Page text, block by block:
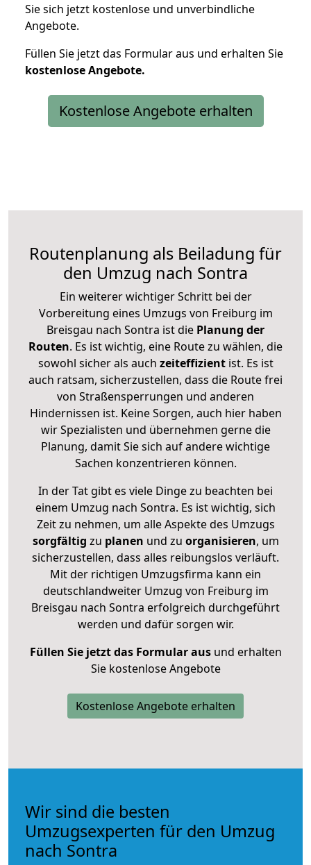
Sie sich jetzt kostenlose und unverbindliche
Angebote.
Füllen Sie jetzt das Formular aus und erhalten Sie
kostenloseAngebote.
Kostenlose Angebote erhalten
Routenplanung als Beiladung für
den Umzug nach Sontra
Ein weiterer wichtiger Schritt bei der
Vorbereitung eines Umzugs von Freiburg im
Breisgau nach Sontra ist die Planung der
Routen. Es ist wichtig, eine Route zu wählen, die
sowohl sicher als auch zeiteffizientist. Es ist
auch ratsam, sicherzustellen, dass die Route frei
von Straßensperrungen und anderen
Hindernissen ist. Keine Sorgen, auch hier haben
wir Spezialisten und übernehmen gerne die
Planung, damit Sie sich auf andere wichtige
Sachen konzentrieren können.
In der Tat gibt es viele Dinge zu beachten bei
einem Umzug nach Sontra. Es ist wichtig, sich
Zeit zu nehmen, um alle Aspekte des Umzugs
sorgfältig zu planen und zu organisieren, um
sicherzustellen, dass alles reibungslos verläuft.
Mit der richtigen Umzugsfirma kann ein
deutschlandweiter Umzug von Freiburg im
Breisgau nach Sontra erfolgreich durchgeführt
werden und dafür sorgen wir.
Füllen Sie jetzt das Formular ausund erhalten
Sie kostenlose Angebote
Kostenlose Angebote erhalten
Wir sind die besten
Umzugsexperten für den Umzug
nach Sontra